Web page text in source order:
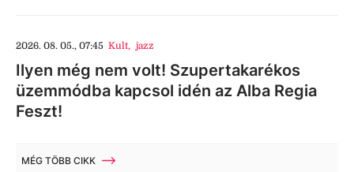
2026. 08. 05., 07:45 Kult, jazz
Ilyen még nem volt! Szupertakarékos
üzemmódba kapcsol idén az Alba Regia
Feszt!
MÉG TÖBB CIKK